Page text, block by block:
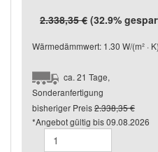
2.338,35 € (32.9%
Wärmedämmwert: 1.30 W/(m² · K)
ca. 21 Tage,
Sonderanfertigung
bisheriger Preis2.338,35 €
*Angebot gültig bis09.08.2026